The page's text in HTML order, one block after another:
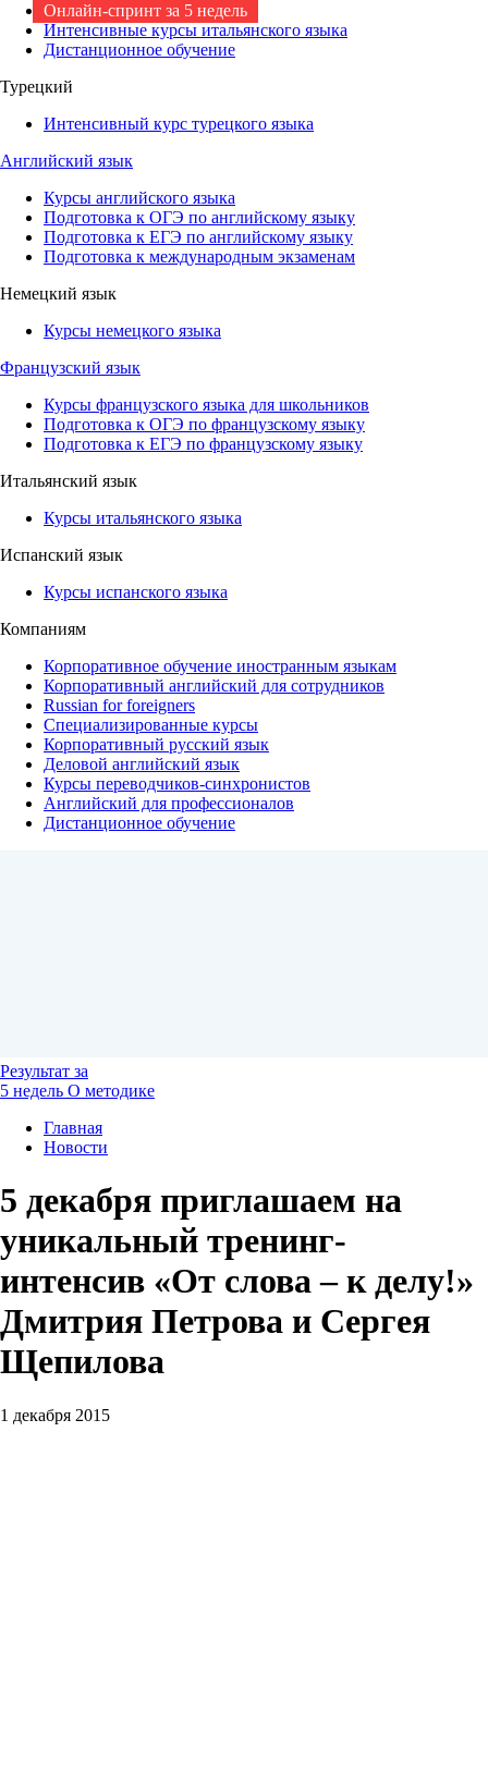
Онлайн-спринт за 5 недель
Интенсивные курсы итальянского языка
Дистанционное обучение
Турецкий
Интенсивный курс турецкого языка
Английский язык
Курсы английского языка
Подготовка к ОГЭ по английскому языку
Подготовка к ЕГЭ по английскому языку
Подготовка к международным экзаменам
Немецкий язык
Курсы немецкого языка
Французский язык
Курсы французского языка для школьников
Подготовка к ОГЭ по французскому языку
Подготовка к ЕГЭ по французскому языку
Итальянский язык
Курсы итальянского языка
Испанский язык
Курсы испанского языка
Компаниям
Корпоративное обучение иностранным языкам
Корпоративный английский для сотрудников
Russian for foreigners
Специализированные курсы
Корпоративный русский язык
Деловой английский язык
Курсы переводчиков-синхронистов
Английский для профессионалов
Дистанционное обучение
Результат за
5 недель О методике
Главная
Новости
5 декабря приглашаем на
уникальный тренинг-
интенсив «От слова – к делу!»
Дмитрия Петрова и Сергея
Щепилова
1 декабря 2015